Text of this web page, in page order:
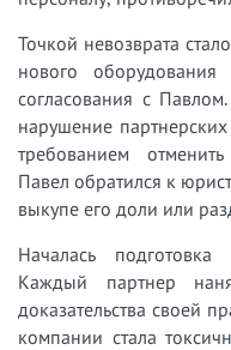
Точкой невозврата
нового
согласования с
нарушение
требованием
Павел обратился к
выкупе его доли или
Началась
Каждый партнер
доказательства своей
компании стала